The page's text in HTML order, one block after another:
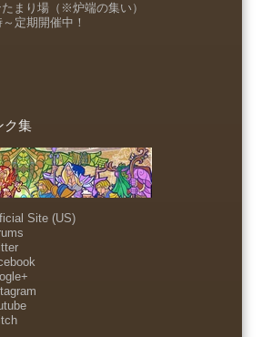
まり場（※炉端の集い）
定期開催中！
ク集
Site (US)